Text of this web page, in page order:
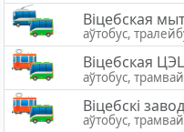
Вiцебская
аўтобус,
Віцебская
аўтобус, трамвай
Віцебскі
аўтобус, трамвай